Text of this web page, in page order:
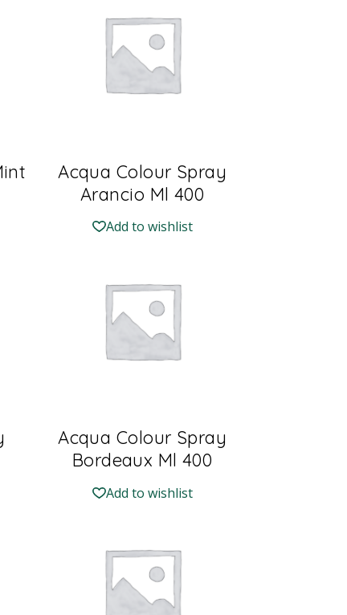
Acqua Colour Spray
Arancio Ml 400
Add to wishlist
Acqua Colour Spray
Bordeaux Ml 400
Add to wishlist